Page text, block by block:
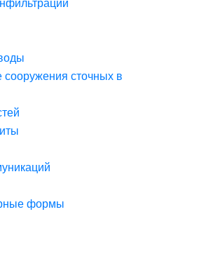
сточных в
формы